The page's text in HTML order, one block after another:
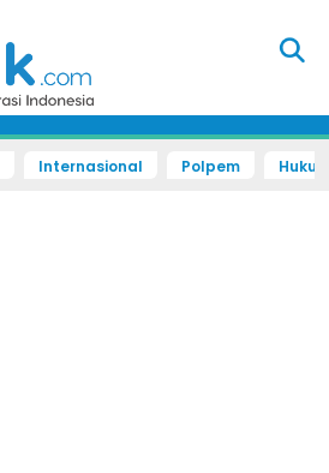
Internasional Polpem